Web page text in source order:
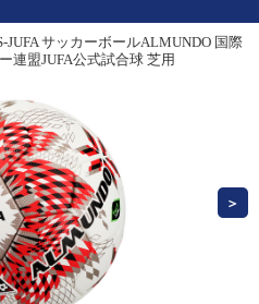
JUFA サッカーボールALMUNDO 国際
連盟JUFA公式試合球 芝用